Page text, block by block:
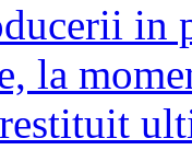
in
la